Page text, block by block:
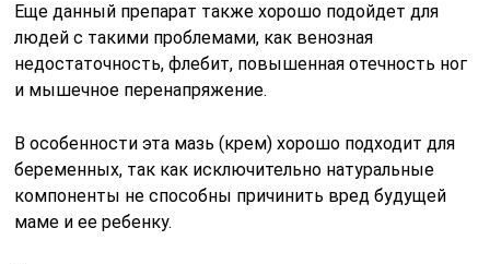
Еще данный препарат также хорошо подойдет для
людей с такими проблемами, как венозная
недостаточность, флебит, повышенная отечность ног
и мышечное перенапряжение.
В особенности эта мазь (крем) хорошо подходит для
беременных, так как исключительно натуральные
компоненты не способны причинить вред будущей
маме и ее ребенку.